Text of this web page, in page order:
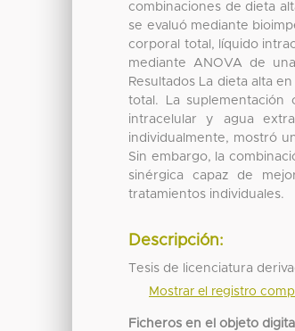
combinaciones de dieta
se evaluó mediante
corporal total, líquido
mediante ANOVA de
Resultados La dieta alta
total. La suplementación
intracelular y agua
individualmente, mostró
Sin embargo, la
sinérgica capaz de
tratamientos individuales.
Descripción:
Tesis de licenciatura
Mostrar el registro
Ficheros en el objeto digital